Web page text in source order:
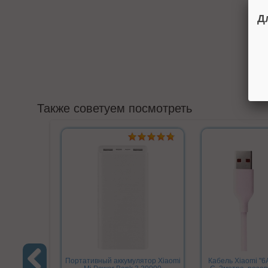
Также советуем посмотреть
Портативный аккумулятор Xiaomi
Кабель Xiaomi